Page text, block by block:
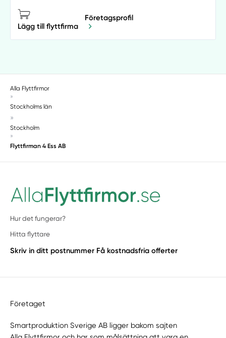
Lägg till flyttfirma
Företagsprofil
Alla Flyttfirmor
»
Stockholms län
»
Stockholm
»
Flyttfirman 4 Ess AB
Hur det fungerar?
Hitta flyttare
Skriv in ditt postnummer Få kostnadsfria offerter
Företaget
Smartproduktion Sverige AB ligger bakom sajten